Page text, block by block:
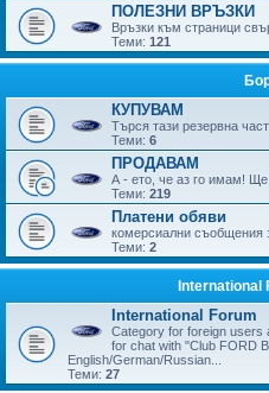
ПОЛЕЗНИ ВРЪЗКИ
Връзки към страници
Теми: 121
КУПУВАМ
Търся тази резервна част.
Теми: 6
ПРОДАВАМ
А - ето, че аз го имам! Ще
Теми: 219
Платени обяви
комерсиални съобщения
Теми: 2
International
International Forum
Category for foreign users
for chat with "Club FORD
English/German/Russian...
Теми: 27